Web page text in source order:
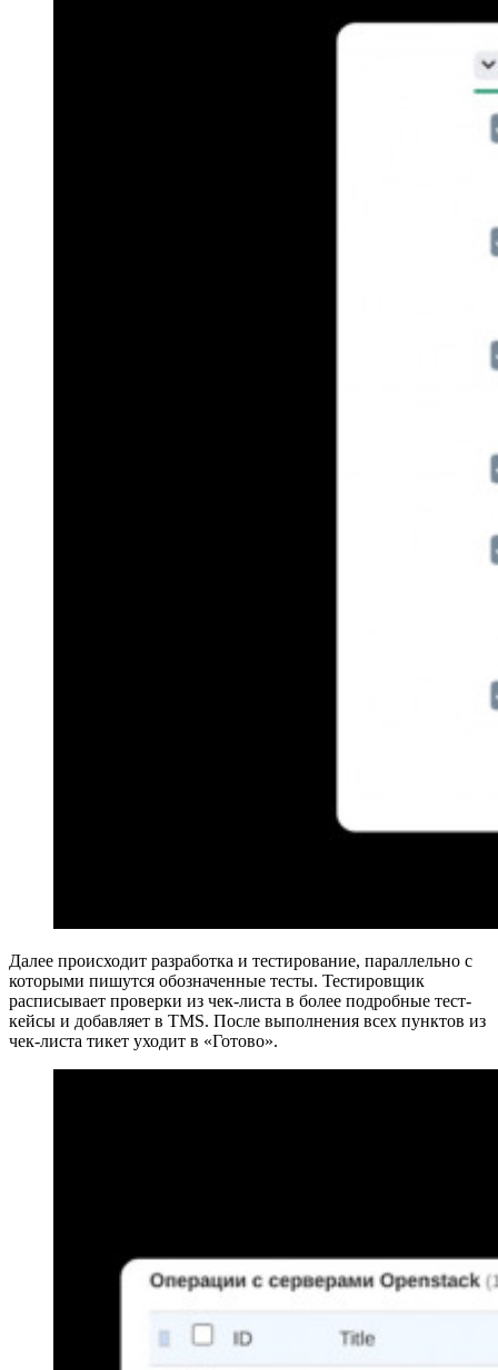
Далее происходит разработка и тестирование, параллельно с
которыми пишутся обозначенные тесты. Тестировщик
расписывает проверки из чек-листа в более подробные тест-
кейсы и добавляет в TMS. После выполнения всех пунктов из
чек-листа тикет уходит в «Готово».